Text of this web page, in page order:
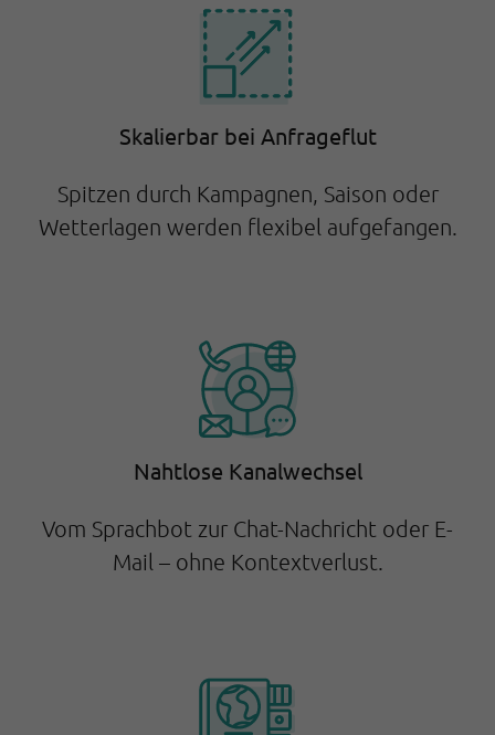
Skalierbar bei Anfrageflut
Spitzen durch Kampagnen, Saison oder
Wetterlagen werden flexibel aufgefangen.
Nahtlose Kanalwechsel
Vom Sprachbot zur Chat-Nachricht oder E-
Mail – ohne Kontextverlust.